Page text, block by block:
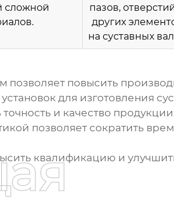
сложной
пазов,
других
на суставных
повысить
установок для изготовления
и качество
позволяет сократить
квалификацию и